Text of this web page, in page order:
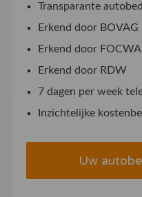
Transparante
Erkend door BOVAG
Erkend door FOCWA
Erkend door RDW
7 dagen per week
Inzichtelijke
Uw